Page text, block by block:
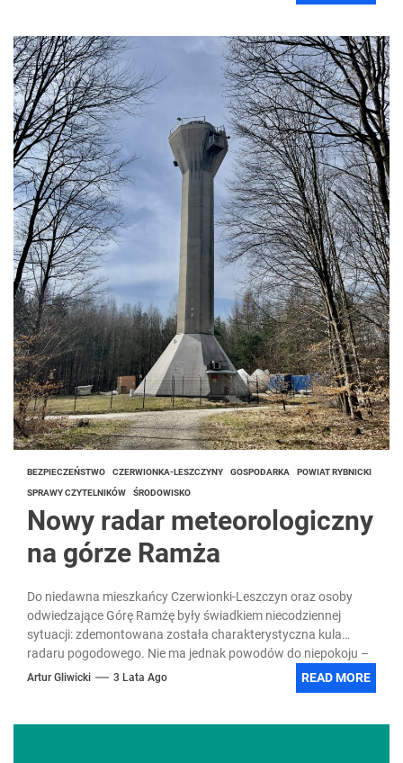
BEZPIECZEŃSTWO CZERWIONKA-LESZCZYNY GOSPODARKA POWIAT RYBNICKI
SPRAWY CZYTELNIKÓW ŚRODOWISKO
Nowy radar meteorologiczny
na górze Ramża
Do niedawna mieszkańcy Czerwionki-Leszczyn oraz osoby
odwiedzające Górę Ramżę były świadkiem niecodziennej
sytuacji: zdemontowana została charakterystyczna kula
radaru pogodowego. Nie ma jednak powodów do niepokoju –
trwa modernizacja instalacji wspomagającej prognozowanie
Artur Gliwicki 3 Lata Ago READ MORE